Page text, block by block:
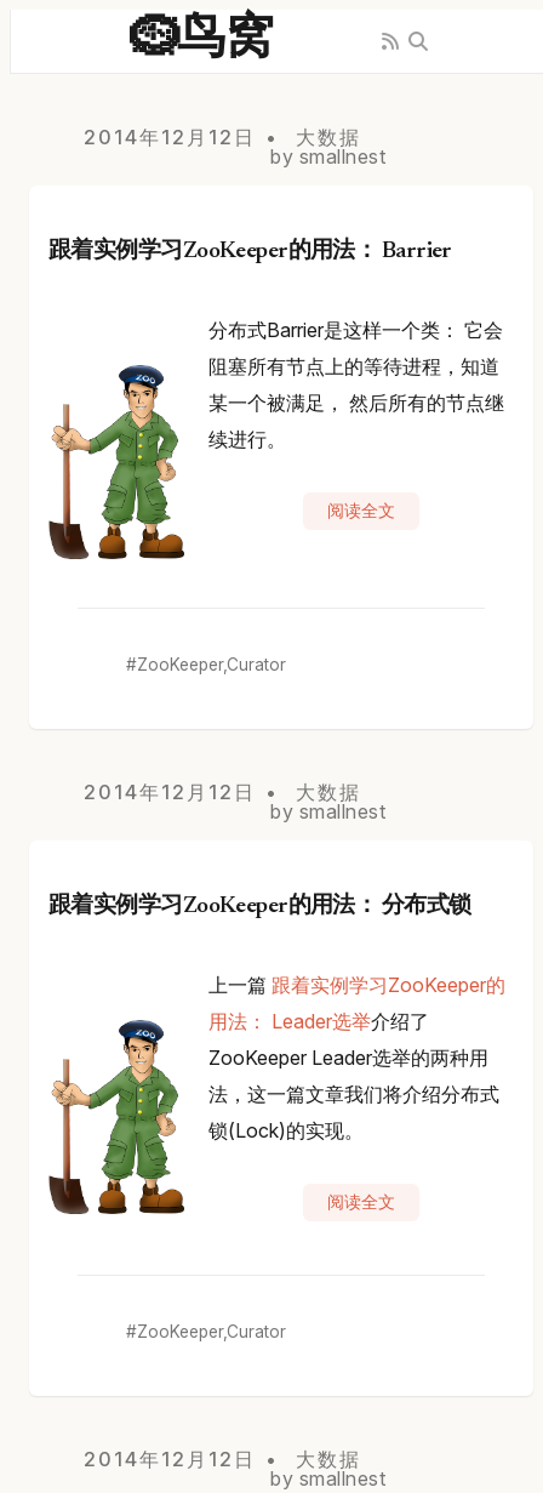
🪹鸟窝
2014年12月12日
大数据
by smallnest
跟着实例学习ZooKeeper的用法： Barrier
分布式Barrier是这样一个类： 它会
阻塞所有节点上的等待进程，知道
某一个被满足， 然后所有的节点继
续进行。
阅读全文
ZooKeeper,Curator
2014年12月12日
大数据
by smallnest
跟着实例学习ZooKeeper的用法： 分布式锁
上一篇 跟着实例学习ZooKeeper的
用法： Leader选举介绍了
ZooKeeper Leader选举的两种用
法，这一篇文章我们将介绍分布式
锁(Lock)的实现。
阅读全文
ZooKeeper,Curator
2014年12月12日
大数据
by smallnest